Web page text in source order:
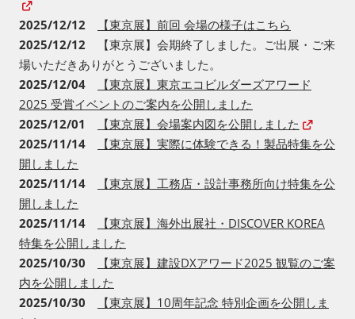
2025/12/12
2025/12/12
【東京展】前回 会場の様子はこちら
2025/12/12【東京展】会期終了しました。ご出展・ご来
場いただきありがとうございました。
2025/12/04【東京展】東京エコビルダーズアワード
2025 受賞イベントのご案内を公開しました
2025/12/01 【東京展】会場案内図を公開しました
2025/11/14
開しました
2025/11/14
開しました
2025/11/14【東京展】海外出展社・DISCOVER KOREA
特集を公開しました
2025/10/30【東京展】建設DXアワード2025 観覧のご案
内を公開しました